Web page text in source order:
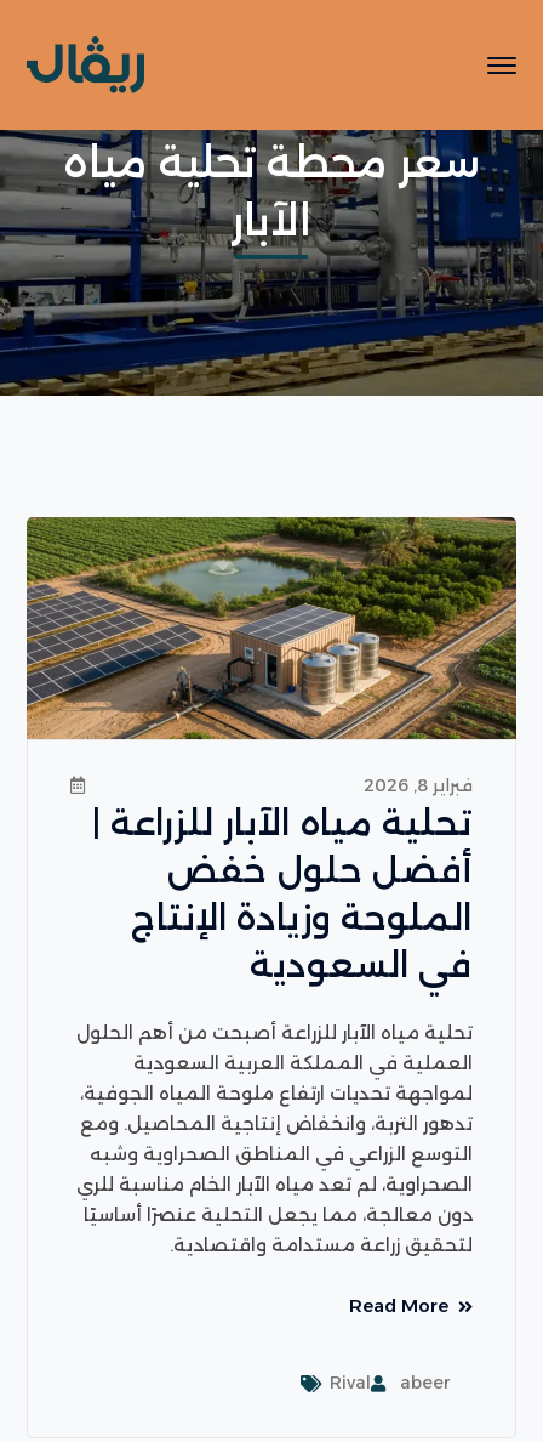
سعر محطة تحلية مياه
الآبار
فبراير 8, 2026
تحلية مياه الآبار للزراعة |
أفضل حلول خفض
الملوحة وزيادة الإنتاج
في السعودية
تحلية مياه الآبار للزراعة أصبحت من أهم الحلول
العملية في المملكة العربية السعودية
لمواجهة تحديات ارتفاع ملوحة المياه الجوفية،
تدهور التربة، وانخفاض إنتاجية المحاصيل. ومع
التوسع الزراعي في المناطق الصحراوية وشبه
الصحراوية، لم تعد مياه الآبار الخام مناسبة للري
دون معالجة، مما يجعل التحلية عنصرًا أساسيًا
لتحقيق زراعة مستدامة واقتصادية.
Read More
abeer
Rival